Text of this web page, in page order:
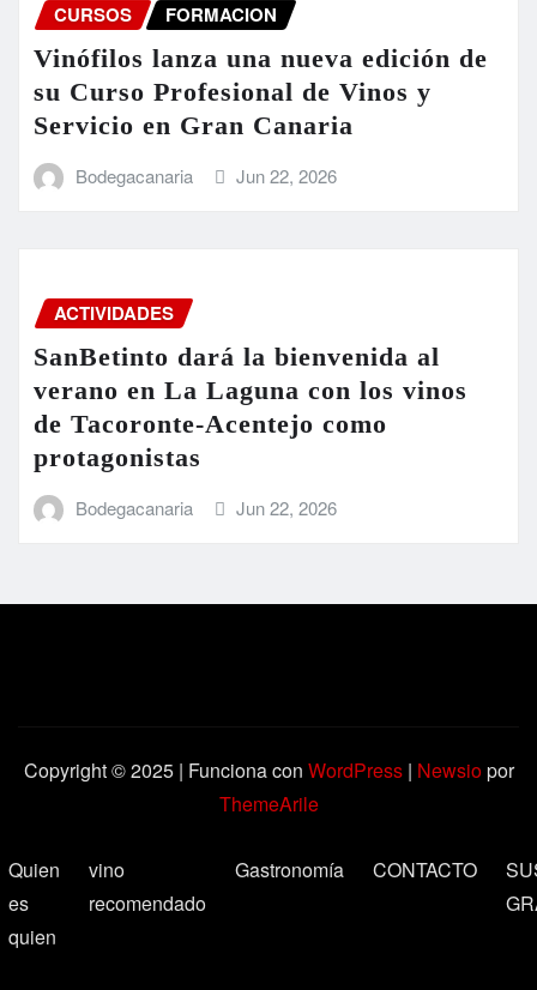
CURSOS FORMACION
Vinófilos lanza una nueva edición de
su Curso Profesional de Vinos y
Servicio en Gran Canaria
Bodegacanaria Jun 22, 2026
ACTIVIDADES
SanBetinto dará la bienvenida al
verano en La Laguna con los vinos
de Tacoronte-Acentejo como
protagonistas
Bodegacanaria Jun 22, 2026
Copyright © 2025 | Funciona con WordPress | Newsiopor
ThemeArile
Quien
es
quien
vino
recomendado
Gastronomía CONTACTO